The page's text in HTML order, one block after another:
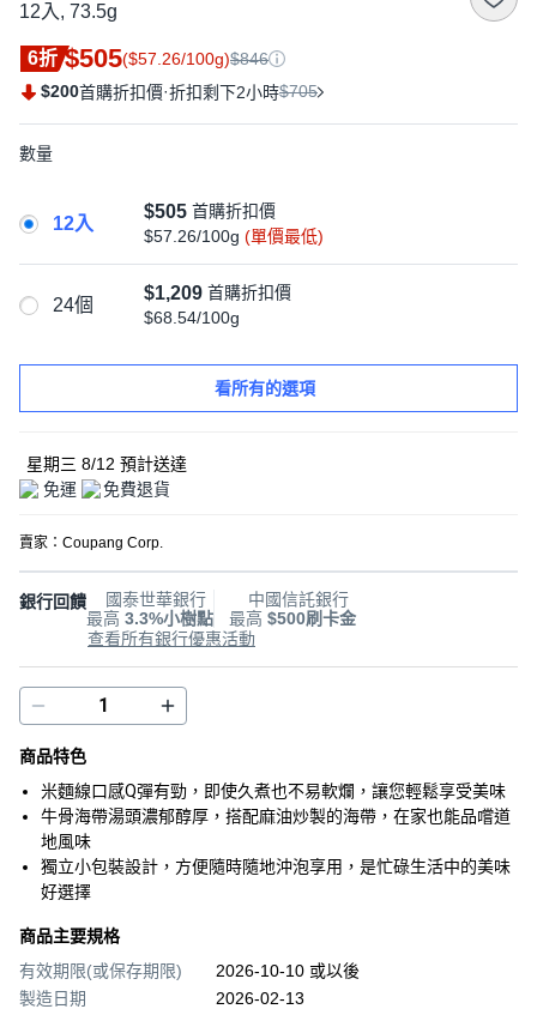
12入, 73.5g
6折 $505($57.26/100g)$846
$200首購折扣價·折扣剩下2小時$705
數量
12入
$505 首購折扣價
$57.26/100g (單價最低)
24個
$1,209 首購折扣價
$68.54/100g
看所有的選項
星期三 8/12 預計送達
免運
免費退貨
賣家： Coupang Corp.
銀行回饋
國泰世華銀行
最高 3.3%小樹點
中國信託銀行
最高 $500刷卡金
查看所有銀行優惠活動
商品特色
米麵線口感Q彈有勁，即使久煮也不易軟爛，讓您輕鬆享受美味
牛骨海帶湯頭濃郁醇厚，搭配麻油炒製的海帶，在家也能品嚐道
地風味
獨立小包裝設計，方便隨時隨地沖泡享用，是忙碌生活中的美味
好選擇
商品主要規格
有效期限(或保存期限)
2026-10-10 或以後
製造日期
2026-02-13